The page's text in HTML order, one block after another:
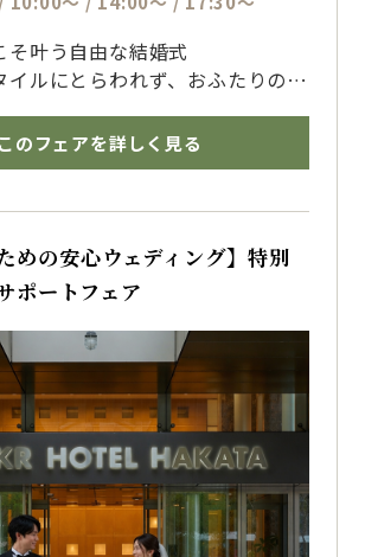
そ叶う自由な結婚式
イルにとらわれず、おふたりの想
トや演出、過ごし方まで、おふた
を経験豊富なプランナーが一緒に
このフェアを詳しく見る
めの安心ウェディング】特別
ポートフェア